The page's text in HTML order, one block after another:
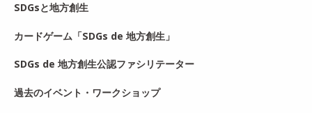
SDGsと地方創生
カードゲーム「SDGs de 地方創生」
SDGs de 地方創生公認ファシリテーター
過去のイベント・ワークショップ